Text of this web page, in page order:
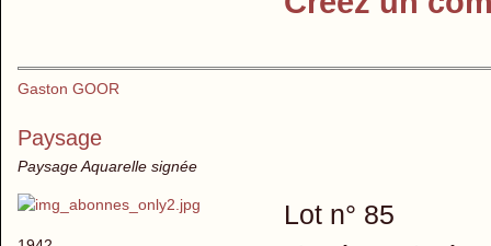
Gaston GOOR
Paysage
Paysage Aquarelle signée
Lot n° 85